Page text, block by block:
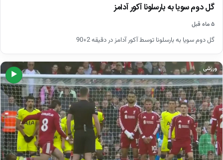
گل دوم سویا به بارسلونا آکور آدامز
۵ ماه قبل
گل دوم سویا به بارسلونا توسط آکور آدامز در دقیقه 2+90
▶
ورزشی